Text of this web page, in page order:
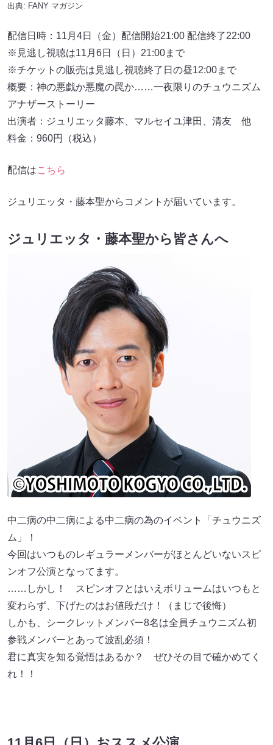
出典: FANY マガジン
配信日時：11月4日（金）配信開始21:00 配信終了22:00
※見逃し視聴は11月6日（日）21:00まで
※チケットの販売は見逃し視聴終了日の昼12:00まで
概要：神の悪戯か悪魔の罠か……⼀夜限りのチュウニズム
アナザーストーリー
出演者：ジュリエッタ藤本、マルセイユ津⽥、清友 他
料金：960円（税込）
配信はこちら
ジュリエッタ・藤本聖からコメントが届いています。
ジュリエッタ・藤本聖から皆さんへ
中⼆病の中⼆病による中⼆病の為のイベント「チュウニズ
ム」！
今回はいつものレギュラーメンバーがほとんどいないスピ
ンオフ公演となってます。
……しかし！ スピンオフとはいえボリュームはいつもと
変わらず、下げたのはお値段だけ！（まじで後悔）
しかも、シークレットメンバー8名は全員チュウニズム初
参戦メンバーとあって波乱必須！
君に真実を知る覚悟はあるか？ ぜひその⽬で確かめてく
れ！！